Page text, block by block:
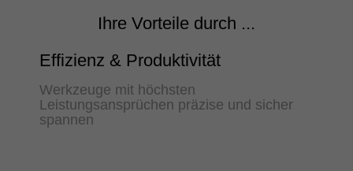
Ihre Vorteile durch ...
Effizienz & Produktivität
Werkzeuge mit höchsten
Leistungsansprüchen präzise und sicher
spannen